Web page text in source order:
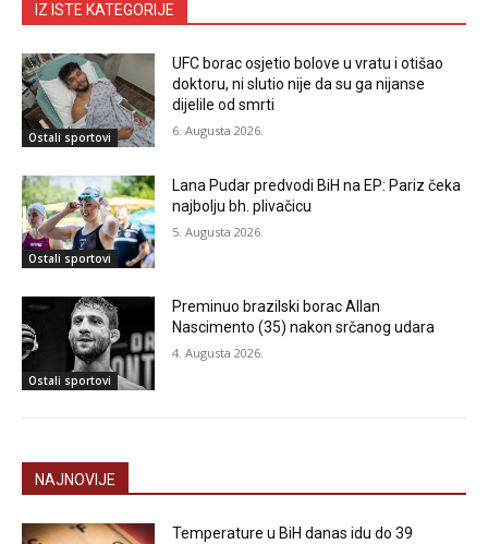
IZ ISTE KATEGORIJE
Ostali sportovi
UFC borac osjetio bolove u vratu i otišao
doktoru, ni slutio nije da su ga nijanse
dijelile od smrti
6. Augusta 2026.
Ostali sportovi
Lana Pudar predvodi BiH na EP: Pariz čeka
najbolju bh. plivačicu
5. Augusta 2026.
Ostali sportovi
Preminuo brazilski borac Allan
Nascimento (35) nakon srčanog udara
4. Augusta 2026.
NAJNOVIJE
Temperature u BiH danas idu do 39